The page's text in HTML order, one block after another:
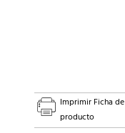
Imprimir Ficha de
producto